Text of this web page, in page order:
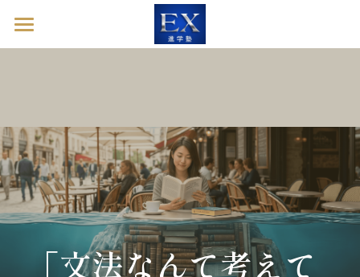
ホーム
進学塾EXとは
塾長ブログ
お問い合わせ
英語診断ドックを予約する
「文法なんて考えて